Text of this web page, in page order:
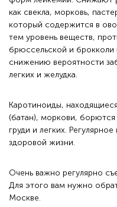
как свекла, морковь,
который содержится в
тем уровень веществ,
брюссельской и
снижению вероятности
легких и желудка.
Каротиноиды,
(батан), моркови,
груди и легких.
здоровой жизни.
Очень важно регулярно
Для этого вам нужно
Москве.